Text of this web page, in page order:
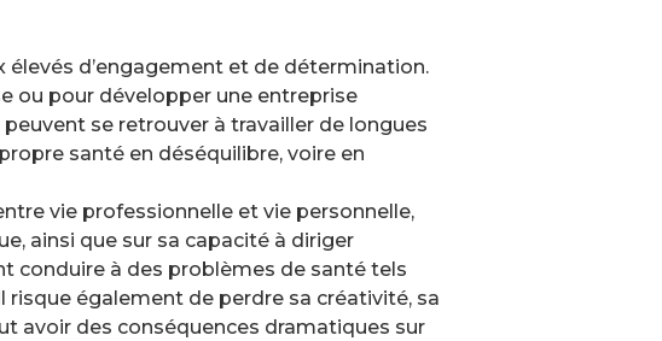
d’engagement et de détermination.
ou pour développer une entreprise
se retrouver à travailler de longues
santé en déséquilibre, voire en
vie professionnelle et vie personnelle,
ainsi que sur sa capacité à diriger
conduire à des problèmes de santé tels
risque également de perdre sa créativité, sa
avoir des conséquences dramatiques sur